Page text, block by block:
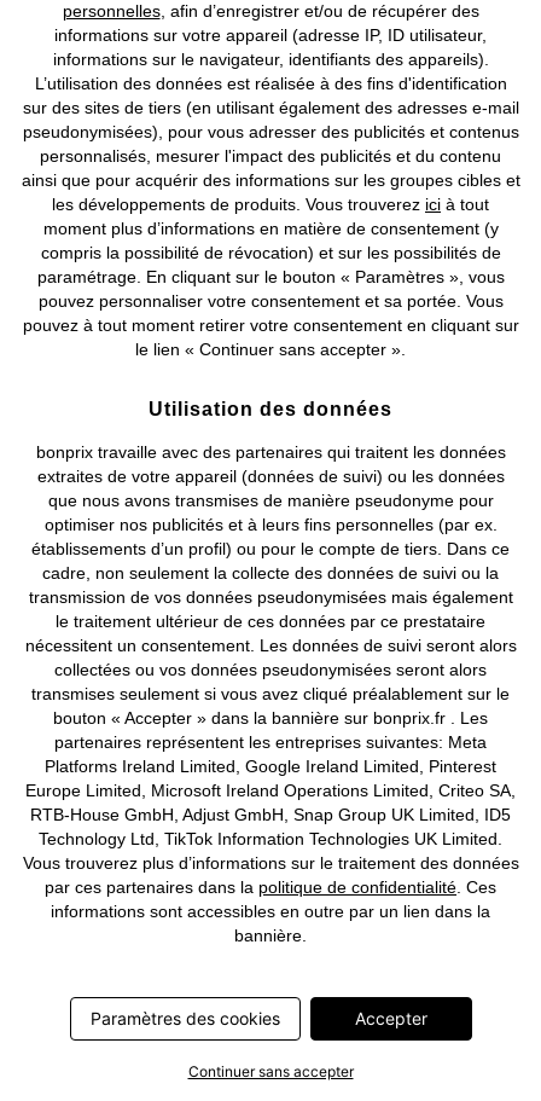
Robe midi
CHF 48,95
Robe en interlock de coton
CHF 25,95
BONS PLANS
Robe midi en viscose mélangée
CHF 29,95CHF 53,95 -44%
Robe chemise en lin mélangé
avec ceinture à nouer
CHF 58,95
personnelles, afin d’enregistrer et/ou de récupérer des
informations sur votre appareil (adresse IP, ID utilisateur,
informations sur le navigateur, identifiants des appareils).
L’utilisation des données est réalisée à des fins d'identification
sur des sites de tiers (en utilisant également des adresses e-mail
pseudonymisées), pour vous adresser des publicités et contenus
personnalisés, mesurer l'impact des publicités et du contenu
ainsi que pour acquérir des informations sur les groupes cibles et
les développements de produits. Vous trouverez ici à tout
moment plus d’informations en matière de consentement (y
compris la possibilité de révocation) et sur les possibilités de
paramétrage. En cliquant sur le bouton « Paramètres », vous
pouvez personnaliser votre consentement et sa portée. Vous
pouvez à tout moment retirer votre consentement en cliquant sur
le lien « Continuer sans accepter ».
Utilisation des données
bonprix travaille avec des partenaires qui traitent les données
extraites de votre appareil (données de suivi) ou les données
que nous avons transmises de manière pseudonyme pour
optimiser nos publicités et à leurs fins personnelles (par ex.
établissements d’un profil) ou pour le compte de tiers. Dans ce
cadre, non seulement la collecte des données de suivi ou la
transmission de vos données pseudonymisées mais également
le traitement ultérieur de ces données par ce prestataire
nécessitent un consentement. Les données de suivi seront alors
collectées ou vos données pseudonymisées seront alors
transmises seulement si vous avez cliqué préalablement sur le
bouton « Accepter » dans la bannière sur bonprix.fr . Les
partenaires représentent les entreprises suivantes: Meta
Platforms Ireland Limited, Google Ireland Limited, Pinterest
Europe Limited, Microsoft Ireland Operations Limited, Criteo SA,
RTB-House GmbH, Adjust GmbH, Snap Group UK Limited, ID5
Technology Ltd, TikTok Information Technologies UK Limited.
Vous trouverez plus d’informations sur le traitement des données
par ces partenaires dans la politique de confidentialité . Ces
informations sont accessibles en outre par un lien dans la
bannière.
Paramètres des cookies Accepter
Continuer sans accepter